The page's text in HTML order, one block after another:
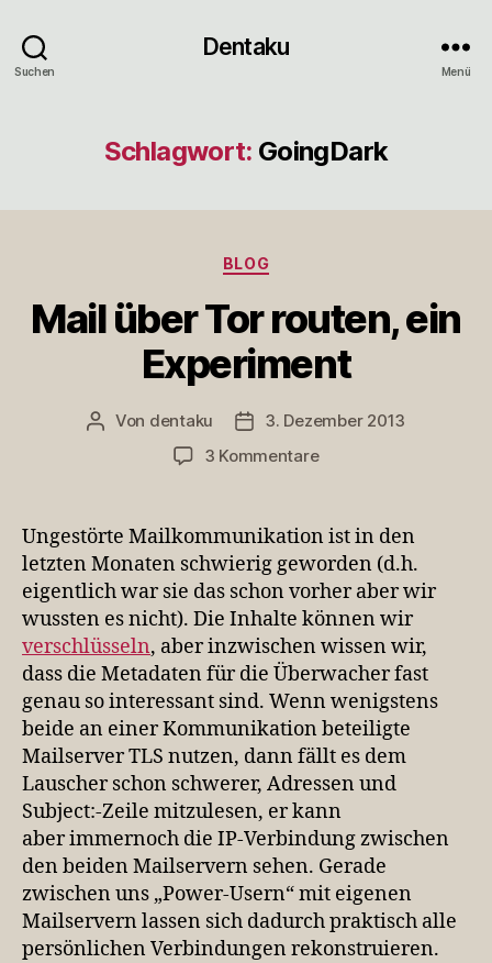
Suchen
Dentaku
Menü
Schlagwort: GoingDark
Kategorien
BLOG
Mail über Tor routen, ein
Experiment
Beitragsautor
Von dentaku Veröffentlichungsdatum
3. Dezember 2013
3 Kommentarezu
Tor
routen,
ein
Experiment
Ungestörte Mailkommunikation ist in den
letzten Monaten schwierig geworden (d.h.
eigentlich war sie das schon vorher aber wir
wussten es nicht). Die Inhalte können wir
verschlüsseln, aber inzwischen wissen wir,
dass die Metadaten für die Überwacher fast
genau so interessant sind. Wenn wenigstens
beide an einer Kommunikation beteiligte
Mailserver TLS nutzen, dann fällt es dem
Lauscher schon schwerer, Adressen und
Subject:-Zeile mitzulesen, er kann
aber immernoch die IP-Verbindung zwischen
den beiden Mailservern sehen. Gerade
zwischen uns „Power-Usern“ mit eigenen
Mailservern lassen sich dadurch praktisch alle
persönlichen Verbindungen rekonstruieren.